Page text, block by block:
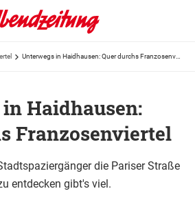
Haidhausen:
Franzosenviertel
die Pariser Straße
entdecken gibt's viel.